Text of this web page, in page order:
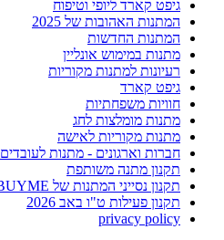
גיפט קארד ליופי וטיפוח
המתנות האהובות של 2025
המתנות החדשות
מתנות במימוש אונליין
רעיונות למתנות מקוריות
גיפט קארד
חוויות משפחתיות
מתנות מומלצות לחג
מתנות מקוריות לאישה
חברות וארגונים - מתנות לעובדים
תקנון מתנה משותפת
תקנון נסייני המתנות של BUYME
תקנון פעילות ט"ו באב 2026
privacy policy